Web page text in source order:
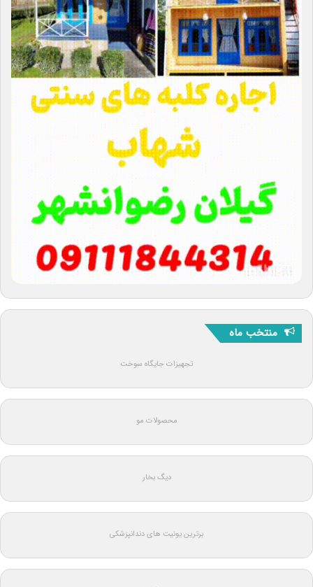
منتخب ماه
تجهیزات جایگاه سوخت
محصولات مو
دیگ بخار
برترین یونیت های دندانپزشکی